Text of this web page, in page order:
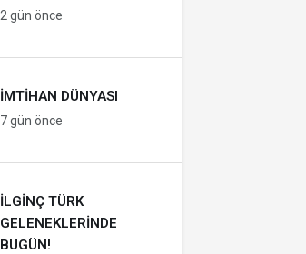
2 gün önce
İMTIHAN DÜNYASI
7 gün önce
İLGINÇ TÜRK
GELENEKLERINDE
BUGÜN!